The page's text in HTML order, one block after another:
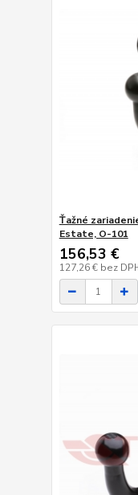
Ťažné
Estate, O-101
156,53 €
127,26 € bez